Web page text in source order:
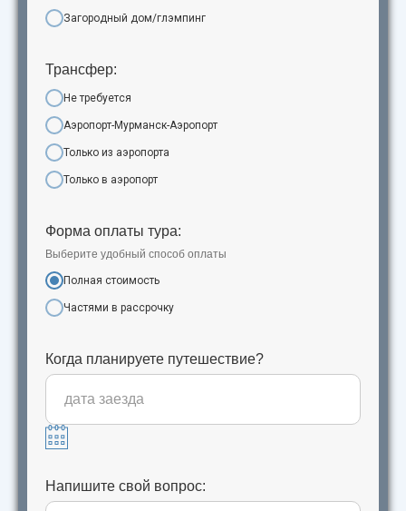
Загородный дом/глэмпинг
Трансфер:
Не требуется
Аэропорт-Мурманск-Аэропорт
Только из аэропорта
Только в аэропорт
Форма оплаты тура:
Выберите удобный способ оплаты
Полная стоимость
Частями в рассрочку
Когда планируете путешествие?
Напишите свой вопрос: